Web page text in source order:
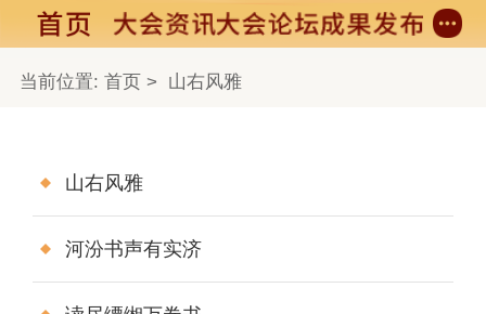
当前位置: 首页 > 山右风雅
山右风雅
河汾书声有实济